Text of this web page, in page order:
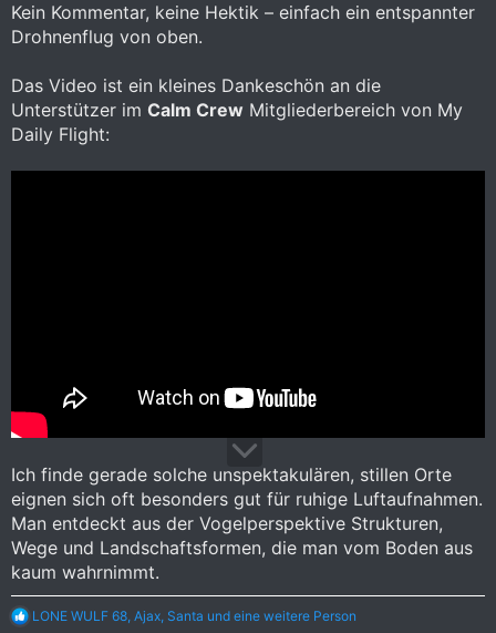
Kein Kommentar, keine Hektik – einfach ein entspannter
Drohnenflug von oben.
Das Video ist ein kleines Dankeschön an die
Unterstützer im Calm Crew Mitgliederbereich von My
Daily Flight:
Ich finde gerade solche unspektakulären, stillen Orte
eignen sich oft besonders gut für ruhige Luftaufnahmen.
Man entdeckt aus der Vogelperspektive Strukturen,
Wege und Landschaftsformen, die man vom Boden aus
kaum wahrnimmt.
RLONE WULF 68 Ajax Santa und eine weitere Person